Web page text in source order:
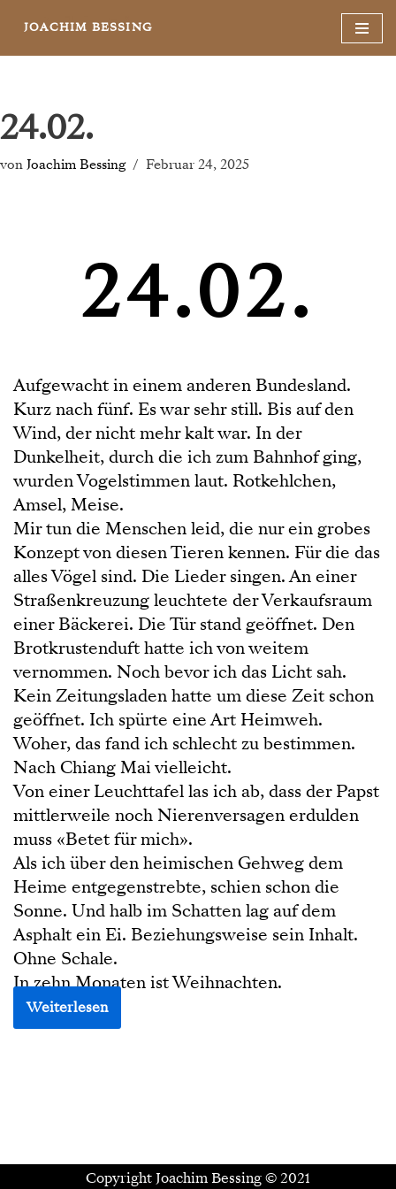
JOACHIM BESSING
24.02.
von Joachim Bessing Februar 24, 2025
24.02.
Aufgewacht in einem anderen Bundesland.
Kurz nach fünf. Es war sehr still. Bis auf den
Wind, der nicht mehr kalt war. In der
Dunkelheit, durch die ich zum Bahnhof ging,
wurden Vogelstimmen laut. Rotkehlchen,
Amsel, Meise.
Mir tun die Menschen leid, die nur ein grobes
Konzept von diesen Tieren kennen. Für die das
alles Vögel sind. Die Lieder singen. An einer
Straßenkreuzung leuchtete der Verkaufsraum
einer Bäckerei. Die Tür stand geöffnet. Den
Brotkrustenduft hatte ich von weitem
vernommen. Noch bevor ich das Licht sah.
Kein Zeitungsladen hatte um diese Zeit schon
geöffnet. Ich spürte eine Art Heimweh.
Woher, das fand ich schlecht zu bestimmen.
Nach Chiang Mai vielleicht.
Von einer Leuchttafel las ich ab, dass der Papst
mittlerweile noch Nierenversagen erdulden
muss «Betet für mich».
Als ich über den heimischen Gehweg dem
Heime entgegenstrebte, schien schon die
Sonne. Und halb im Schatten lag auf dem
Asphalt ein Ei. Beziehungsweise sein Inhalt.
Ohne Schale.
In zehn Monaten ist Weihnachten.
Weiterlesen
Copyright Joachim Bessing © 2021